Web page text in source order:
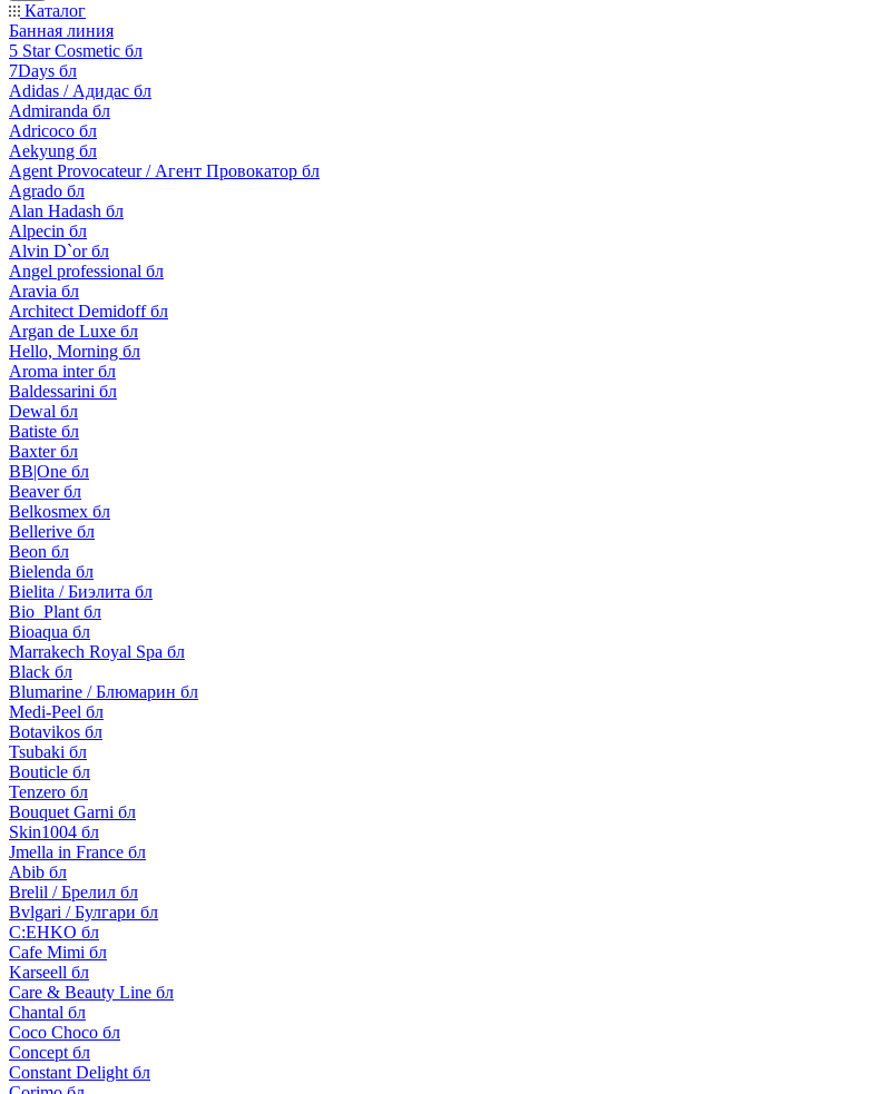
Каталог
Банная линия
5 Star Cosmetic бл
7Days бл
Adidas / Адидас бл
Admiranda бл
Adricoco бл
Aekyung бл
Agent Provocateur / Агент Провокатор бл
Agrado бл
Alan Hadash бл
Alpecin бл
Alvin D`or бл
Angel professional бл
Aravia бл
Architect Demidoff бл
Argan de Luxe бл
Hello, Morning бл
Aroma inter бл
Baldessarini бл
Dewal бл
Batiste бл
Baxter бл
BB|One бл
Beaver бл
Belkosmex бл
Bellerive бл
Beon бл
Bielenda бл
Bielita / Биэлита бл
Bio_Plant бл
Bioaqua бл
Marrakech Royal Spa бл
Black бл
Blumarine / Блюмарин бл
Medi-Peel бл
Botavikos бл
Tsubaki бл
Bouticle бл
Tenzero бл
Bouquet Garni бл
Skin1004 бл
Jmella in France бл
Abib бл
Brelil / Брелил бл
Bvlgari / Булгари бл
C:EHKO бл
Cafe Mimi бл
Karseell бл
Care & Beauty Line бл
Chantal бл
Coco Choco бл
Concept бл
Constant Delight бл